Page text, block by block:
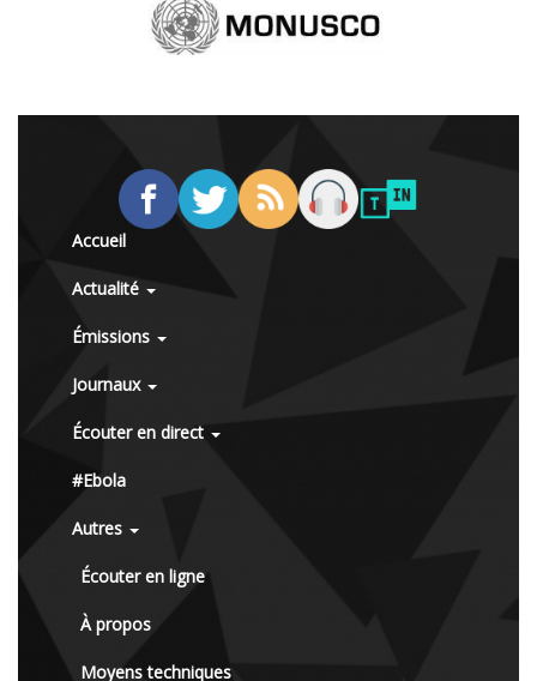
Accueil
Actualité
Émissions
Journaux
Écouter en direct
#Ebola
Autres
Écouter en ligne
À propos
Moyens techniques